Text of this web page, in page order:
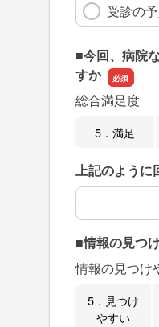
受診の
■今回、病院
すか
総合満足度
5．満足
上記のように
上記のように
■情報の見つ
情報の見つけ
5．見つけ
やすい